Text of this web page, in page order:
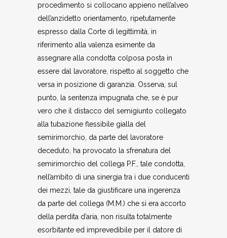
procedimento si collocano appieno nell’alveo
dell’anzidetto orientamento, ripetutamente
espresso dalla Corte di legittimità, in
riferimento alla valenza esimente da
assegnare alla condotta colposa posta in
essere dal lavoratore, rispetto al soggetto che
versa in posizione di garanzia. Osserva, sul
punto, la sentenza impugnata che, se è pur
vero che il distacco del semigiunto collegato
alla tubazione flessibile gialla del
semirimorchio, da parte del lavoratore
deceduto, ha provocato la sfrenatura del
semirimorchio del collega P.F., tale condotta,
nell’ambito di una sinergia tra i due conducenti
dei mezzi, tale da giustificare una ingerenza
da parte del collega (M.M.) che si era accorto
della perdita d’aria, non risulta totalmente
esorbitante ed imprevedibile per il datore di